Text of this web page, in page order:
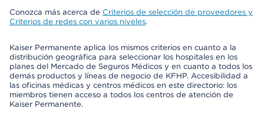
Conozca más acerca de Criterios de selección de proveedores y
Criterios de redes con varios niveles.
Kaiser Permanente aplica los mismos criterios en cuanto a la
distribución geográfica para seleccionar los hospitales en los
planes del Mercado de Seguros Médicos y en cuanto a todos los
demás productos y líneas de negocio de KFHP. Accesibilidad a
las oficinas médicas y centros médicos en este directorio: los
miembros tienen acceso a todos los centros de atención de
Kaiser Permanente.